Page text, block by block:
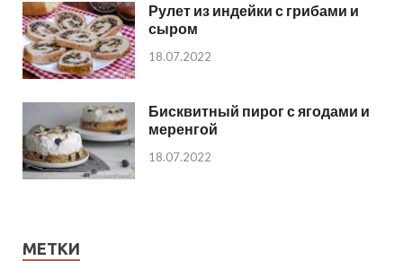
Рулет из индейки с грибами и
сыром
18.07.2022
Бисквитный пирог с ягодами и
меренгой
18.07.2022
МЕТКИ